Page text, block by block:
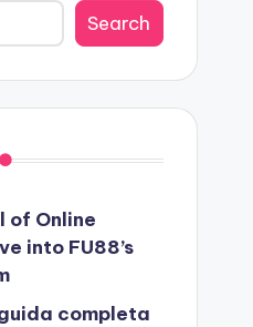
Search
of Online
into FU88’s
completa